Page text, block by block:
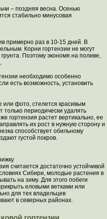
– поздняя весна. Осенью
стабильно минусовая
примерно раз в 10-15 дней. В
Корни гортензии не могут
Поэтому экономя на поливе,
необходимо особенно
есть возможность, установить
или фото, стелется красивым
только периодически удалять
гортензия растет вертикально, ее
их рост в нужную сторону и
способствует обильному
густой покров.
считается достаточно устойчивой
Сибири, молодые растения в
на зиму. Для этого побеги
еловыми ветками или
для тех владельцев
в северных районах.
гортензии